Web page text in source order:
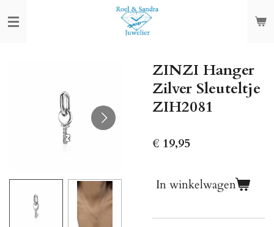
direct
ZINZI Hanger
Zilver Sleuteltje
ZIH2081
€ 19,95
In winkelwagen